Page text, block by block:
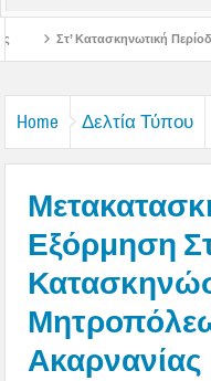
Κοριτσιών Γυμνασίου
Home Δελτία Τύπου
Εξόρμηση
Ακαρνανίας